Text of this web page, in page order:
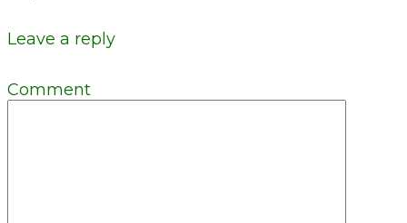
Leave a reply
Comment